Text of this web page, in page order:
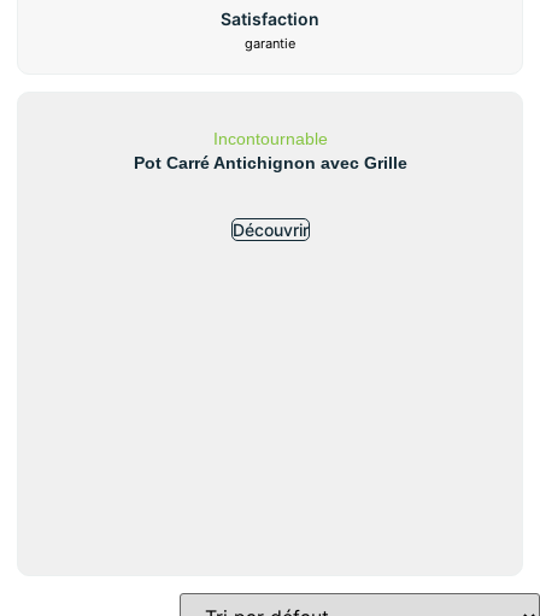
Satisfaction
garantie
Incontournable
Pot Carré Antichignon avec Grille
Découvrir